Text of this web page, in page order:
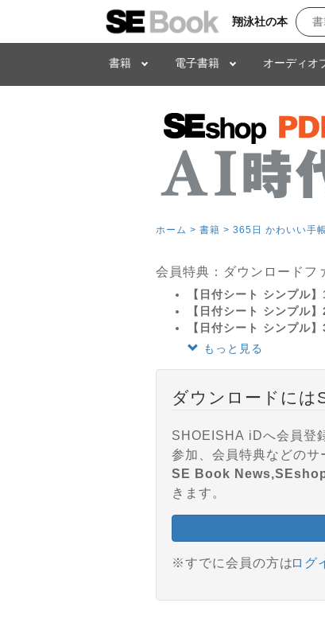
翔泳社の本
書籍 電子書籍 オーディオ
ホーム > 書籍 > 365日 かわいい手
会員特典：ダウンロードフ
【日付シート シンプル】
【日付シート シンプル】
【日付シート シンプル】
もっと見る
ダウンロードには
SHOEISHA iDへ会員登
SE Book
きます。
※すでに会員の方はログ